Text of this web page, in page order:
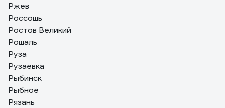
Ржев
Россошь
Ростов Великий
Рошаль
Руза
Рузаевка
Рыбинск
Рыбное
Рязань